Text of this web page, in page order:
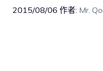
2015/08/06 作者: Mr.